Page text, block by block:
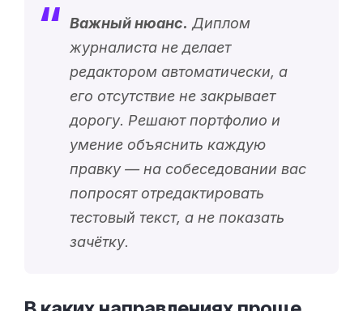
Важный нюанс. Диплом
журналиста не делает
редактором автоматически, а
его отсутствие не закрывает
дорогу. Решают портфолио и
умение объяснить каждую
правку — на собеседовании вас
попросят отредактировать
тестовый текст, а не показать
зачётку.